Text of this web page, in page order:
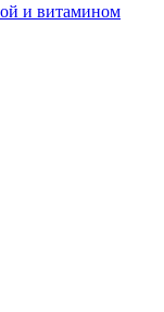
и витамином